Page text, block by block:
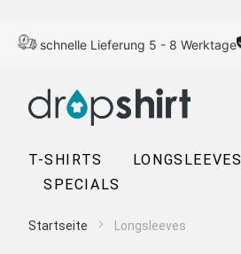
schnelle Lieferung 5 - 8 Werktage
T-SHIRTS LONGSLEEVES
SPECIALS
Startseite Longsleeves